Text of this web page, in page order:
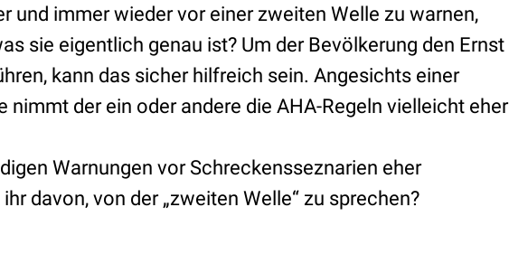
und immer wieder vor einer zweiten Welle zu warnen,
sie eigentlich genau ist? Um der Bevölkerung den Ernst
kann das sicher hilfreich sein. Angesichts einer
nimmt der ein oder andere die AHA-Regeln vielleicht eher
Warnungen vor Schreckensseznarien eher
davon, von der „zweiten Welle“ zu sprechen?